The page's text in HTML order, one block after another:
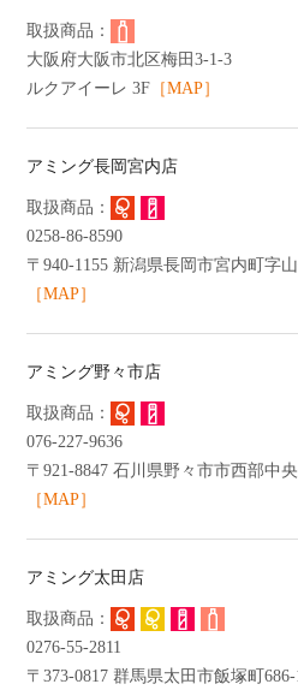
大阪府大阪市北区梅田3-1-3
ルクアイーレ 3F ［MAP］
アミング長岡宮内店
0258-86-8590
〒940-1155 新潟県長岡市宮内町字
［MAP］
アミング野々市店
076-227-9636
〒921-8847 石川県野々市市西部中
［MAP］
アミング太田店
0276-55-2811
〒373-0817 群馬県太田市飯塚町686-